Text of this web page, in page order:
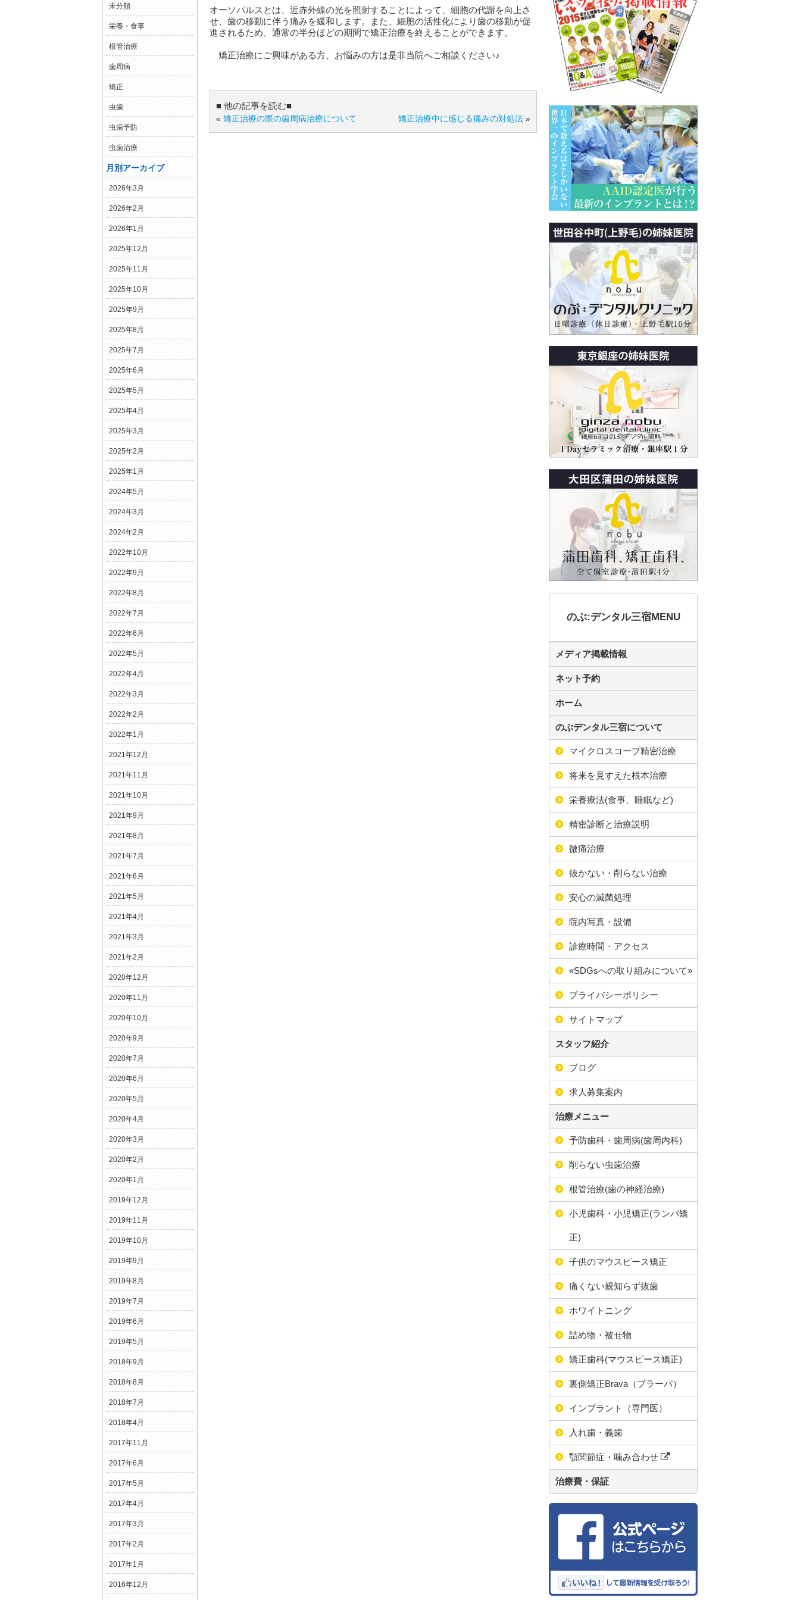
未分類
栄養・食事
根管治療
歯周病
矯正
虫歯
虫歯予防
虫歯治療
月別アーカイブ
2026年3月
2026年2月
2026年1月
2025年12月
2025年11月
2025年10月
2025年9月
2025年8月
2025年7月
2025年6月
2025年5月
2025年4月
2025年3月
2025年2月
2025年1月
2024年5月
2024年3月
2024年2月
2022年10月
2022年9月
2022年8月
2022年7月
2022年6月
2022年5月
2022年4月
2022年3月
2022年2月
2022年1月
2021年12月
2021年11月
2021年10月
2021年9月
2021年8月
2021年7月
2021年6月
2021年5月
2021年4月
2021年3月
2021年2月
2020年12月
2020年11月
2020年10月
2020年9月
2020年7月
2020年6月
2020年5月
2020年4月
2020年3月
2020年2月
2020年1月
2019年12月
2019年11月
2019年10月
2019年9月
2019年8月
2019年7月
2019年6月
2019年5月
2018年9月
2018年8月
2018年7月
2018年4月
2017年11月
2017年6月
2017年5月
2017年4月
2017年3月
2017年2月
2017年1月
2016年12月
オーソパルスとは、近赤外線の光を照射することによって、細胞の代謝を向上さ
せ、歯の移動に伴う痛みを緩和します。また、細胞の活性化により歯の移動が促
進されるため、通常の半分ほどの期間で矯正治療を終えることができます。
矯正治療にご興味がある方、お悩みの方は是非当院へご相談ください♪
■ 他の記事を読む■
« 矯正治療の際の歯周病治療について 矯正治療中に感じる痛みの対処法 »
のぶ:デンタル三宿MENU
メディア掲載情報
ネット予約
ホーム
のぶデンタル三宿について
マイクロスコープ精密治療
将来を見すえた根本治療
栄養療法(食事、睡眠など)
精密診断と治療説明
微痛治療
抜かない・削らない治療
安心の滅菌処理
院内写真・設備
診療時間・アクセス
«SDGsへの取り組みについて»
プライバシーポリシー
サイトマップ
スタッフ紹介
ブログ
求人募集案内
治療メニュー
予防歯科・歯周病(歯周内科)
削らない虫歯治療
根管治療(歯の神経治療)
小児歯科・小児矯正(ランパ矯
正)
子供のマウスピース矯正
痛くない親知らず抜歯
ホワイトニング
詰め物・被せ物
矯正歯科(マウスピース矯正)
裏側矯正Brava（ブラーバ）
インプラント（専門医）
入れ歯・義歯
顎関節症・噛み合わせ
治療費・保証